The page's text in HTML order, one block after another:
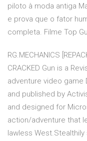
piloto à moda antiga
e prova que o fator
completa. Filme Top
RG.MECHANICS
CRACKED Gun is a
adventure video game
and published by
and designed for
action/adventure that
lawless